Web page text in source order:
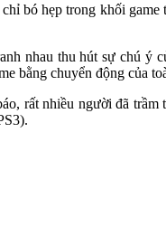
bó hẹp trong khối
nhau thu hút sự chú
bằng chuyển động của
rất nhiều người đã